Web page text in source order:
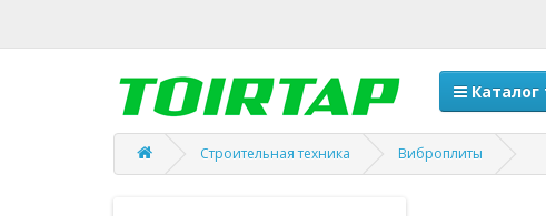
Каталог
Строительная техника Виброплиты